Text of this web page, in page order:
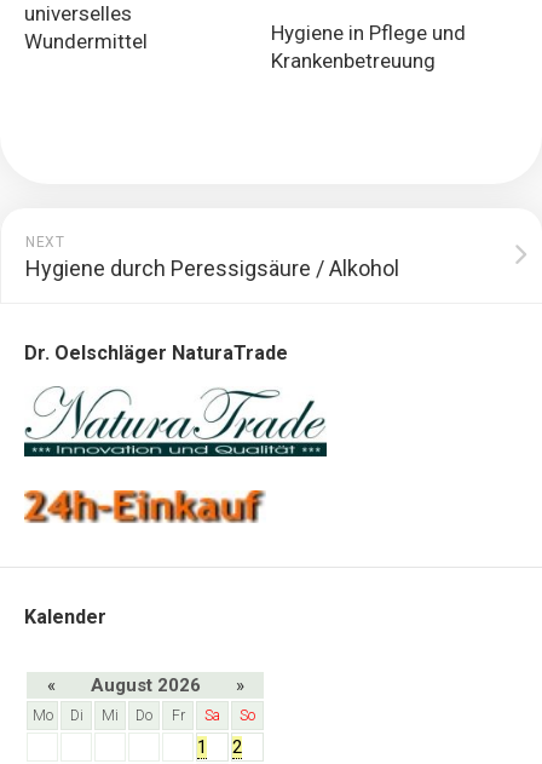
universelles
Wundermittel
Hygiene in Pflege und
Krankenbetreuung
NEXT
Hygiene durch Peressigsäure / Alkohol
Dr. Oelschläger NaturaTrade
Kalender
« August 2026 »
Mo Di Mi Do Fr Sa So
1
2